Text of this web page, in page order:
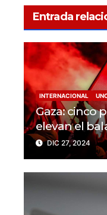
Entrada
INTERNACIONAL
Gaza: cinco
elevan el
trabajadores
en 2024
DIC 27, 2024